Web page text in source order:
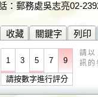
：郵務處吳志亮02-
收藏 關鍵字 列印
1 3 5 7 9
請按數字進行評分
請以
訊的